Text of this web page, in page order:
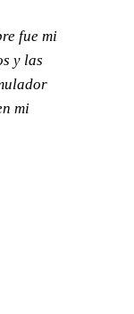
fue mi
y las
mi